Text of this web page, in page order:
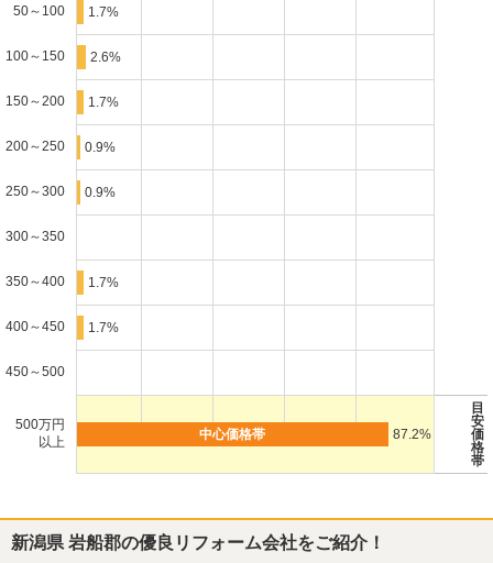
50～100 1.7%
100～150 2.6%
150～200 1.7%
200～250 0.9%
250～300 0.9%
300～350
350～400 1.7%
400～450 1.7%
450～500
500万円
以上
87.2%
目
安
価
格
帯
新潟県 岩船郡の優良リフォーム会社をご紹介！